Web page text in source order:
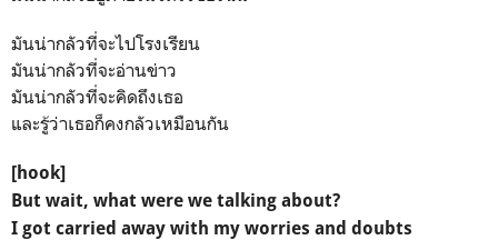
มันน่ากลัวที่จะไปโรงเรียน
มันน่ากลัวที่จะอ่านข่าว
มันน่ากลัวที่จะคิดถึงเธอ
และรู้ว่าเธอก็คงกลัวเหมือนกัน
[hook]
But wait, what were we talking about?
I got carried away with my worries and doubts